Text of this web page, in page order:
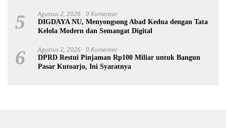
5 Agustus 2, 2026 0 Komentar
DIGDAYA NU, Menyongsong Abad Kedua dengan Tata
Kelola Modern dan Semangat Digital
6 Agustus 2, 2026 0 Komentar
DPRD Restui Pinjaman Rp100 Miliar untuk Bangun
Pasar Kutoarjo, Ini Syaratnya